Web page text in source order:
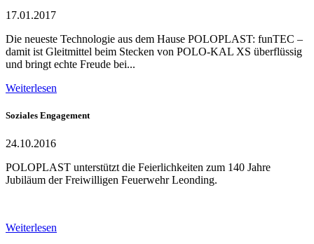
17.01.2017
Die neueste Technologie aus dem Hause POLOPLAST: funTEC –
damit ist Gleitmittel beim Stecken von POLO-KAL XS überflüssig
und bringt echte Freude bei...
Weiterlesen
Soziales Engagement
24.10.2016
POLOPLAST unterstützt die Feierlichkeiten zum 140 Jahre
Jubiläum der Freiwilligen Feuerwehr Leonding.
Weiterlesen